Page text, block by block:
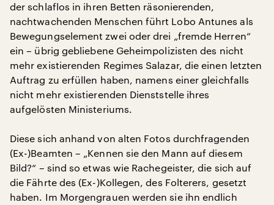
der schlaflos in ihren Betten räsonierenden,
nachtwachenden Menschen führt Lobo Antunes als
Bewegungselement zwei oder drei „fremde Herren“
ein – übrig gebliebene Geheimpolizisten des nicht
mehr existierenden Regimes Salazar, die einen letzten
Auftrag zu erfüllen haben, namens einer gleichfalls
nicht mehr existierenden Dienststelle ihres
aufgelösten Ministeriums.
Diese sich anhand von alten Fotos durchfragenden
(Ex-)Beamten – „Kennen sie den Mann auf diesem
Bild?“ – sind so etwas wie Rachegeister, die sich auf
die Fährte des (Ex-)Kollegen, des Folterers, gesetzt
haben. Im Morgengrauen werden sie ihn endlich